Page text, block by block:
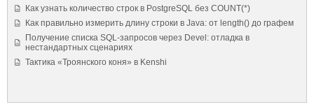
Как узнать количество строк в PostgreSQL без COUNT(*)
Как правильно измерить длину строки в Java: от length() до графем
Получение списка SQL-запросов через Devel: отладка в
нестандартных сценариях
Тактика «Троянского коня» в Kenshi